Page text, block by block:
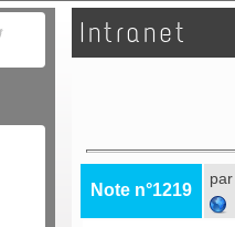
Intranet
Note n°1219
par